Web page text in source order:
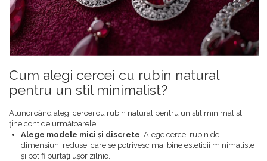
Cum alegi cercei cu rubin natural
pentru un stil minimalist?
Atunci când alegi cercei cu rubin natural pentru un stil minimalist,
ține cont de următoarele:
Alege modele mici și discrete: Alege cercei rubin de
dimensiuni reduse, care se potrivesc mai bine esteticii minimaliste
și pot fi purtați ușor zilnic.